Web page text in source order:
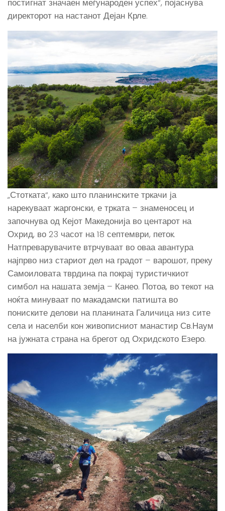
постигнат значаен меѓународен успех“, појаснува
директорот на настанот Дејан Крле.
„Стотката“, како што планинските тркачи ја
нарекуваат жаргонски, е трката – знаменосец и
започнува од Кејот Македонија во центарот на
Охрид, во 23 часот на 18 септември, петок.
Натпреварувачите втрчуваат во оваа авантура
најпрво низ стариот дел на градот – варошот, преку
Самоиловата тврдина па покрај туристичкиот
симбол на нашата земја – Канео. Потоа, во текот на
ноќта минуваат по макадамски патишта во
пониските делови на планината Галичица низ сите
села и населби кон живописниот манастир Св.Наум
на јужната страна на брегот од Охридското Езеро.